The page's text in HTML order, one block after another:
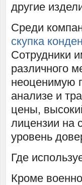
другие
Среди
скупка
Сотрудники
различного
неоценимую
анализе и
цены,
лицензии на
уровень
Где
Кроме